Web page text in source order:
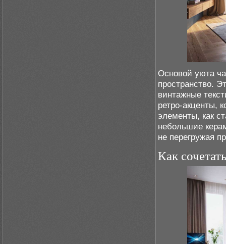
Основой уюта
пространство.
винтажные
ретро-акценты,
элементы, как
небольшие
не перегружая
Как